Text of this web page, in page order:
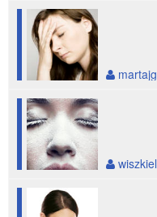
martajg
wiszkiel